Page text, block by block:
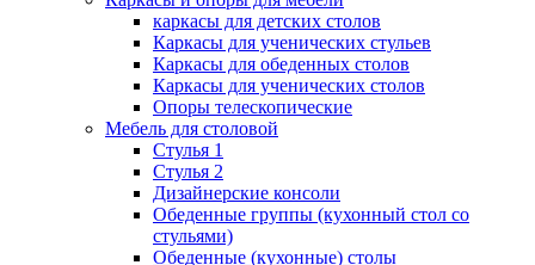
каркасы для детских столов
Каркасы для ученических стульев
Каркасы для обеденных столов
Каркасы для ученических столов
Опоры телескопические
Мебель для столовой
Стулья 1
Стулья 2
Дизайнерские консоли
Обеденные группы (кухонный стол со
стульями)
Обеденные (кухонные) столы